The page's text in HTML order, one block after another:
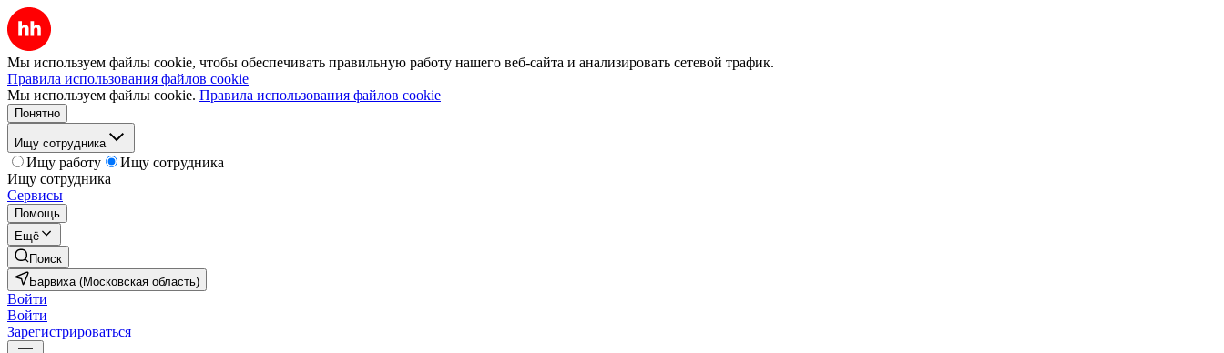
Мы используем файлы cookie, чтобы обеспечивать правильную работу нашего веб-сайта и анализировать сетевой трафик.
Правила использования файлов cookie
Мы используем файлы cookie. Правила использования файлов cookie
Понятно
Ищу сотрудника
Ищу работу
Ищу сотрудника
Ищу сотрудника
Сервисы
Помощь
Ещё
Поиск
Барвиха (Московская область)
Войти
Войти
Зарегистрироваться